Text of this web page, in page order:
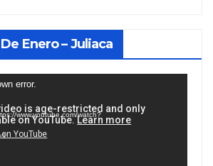
Enero – Juliaca
error.
www.youtube.com/watch?